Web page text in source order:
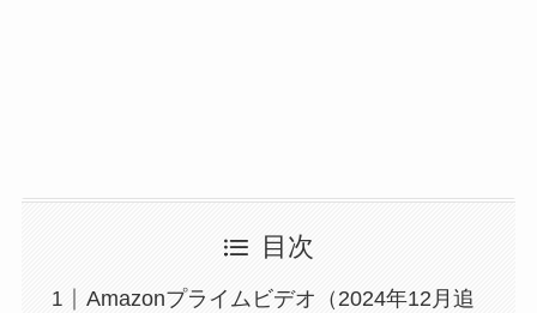
目次
Amazonプライムビデオ（2024年12月追